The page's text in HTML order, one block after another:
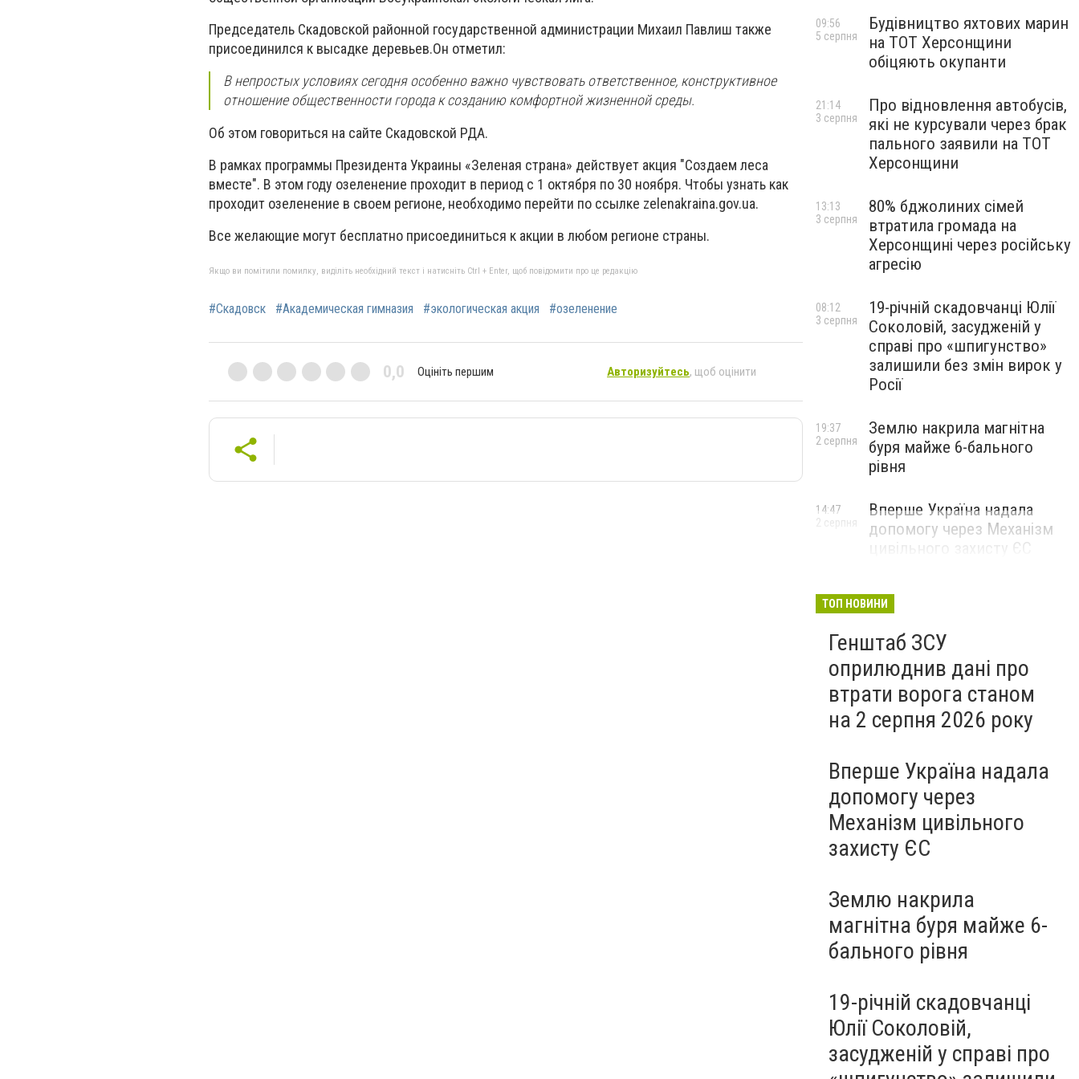
Председатель Скадовской районной государственной администрации Михаил Павлиш также
присоединился к высадке деревьев.Он отметил:
В непростых условиях сегодня особенно важно чувствовать ответственное, конструктивное
отношение общественности города к созданию комфортной жизненной среды.
Об этом говориться на сайте Скадовской РДА.
В рамках программы Президента Украины «Зеленая страна» действует акция "Создаем леса
вместе". В этом году озеленение проходит в период с 1 октября по 30 ноября. Чтобы узнать как
проходит озеленение в своем регионе, необходимо перейти по ссылке zelenakraina.gov.ua.
Все желающие могут бесплатно присоединиться к акции в любом регионе страны.
Якщо ви помітили помилку, виділіть необхідний текст і натисніть Ctrl + Enter, щоб повідомити про це редакцію
#Скадовск #Академическая гимназия #экологическая акция #озеленение
0,0 Оцініть першим Авторизуйтесь, щоб оцінити
Будівництво яхтових марин
на ТОТ Херсонщини
обіцяють окупанти
09:56
5 серпня
Про відновлення автобусів,
які не курсували через брак
пального заявили на ТОТ
Херсонщини
21:14
3 серпня
80% бджолиних сімей
втратила громада на
Херсонщині через російську
агресію
13:13
3 серпня
19-річній скадовчанці Юлії
Соколовій, засудженій у
справі про «шпигунство»
залишили без змін вирок у
Росії
08:12
3 серпня
Землю накрила магнітна
буря майже 6-бального
рівня
19:37
2 серпня
Вперше Україна надала
допомогу через Механізм
цивільного захисту ЄС
14:47
2 серпня
ТОП НОВИНИ
Генштаб ЗСУ
оприлюднив дані про
втрати ворога станом
на 2 серпня 2026 року
Вперше Україна надала
допомогу через
Механізм цивільного
захисту ЄС
Землю накрила
магнітна буря майже 6-
бального рівня
19-річній скадовчанці
Юлії Соколовій,
засудженій у справі про